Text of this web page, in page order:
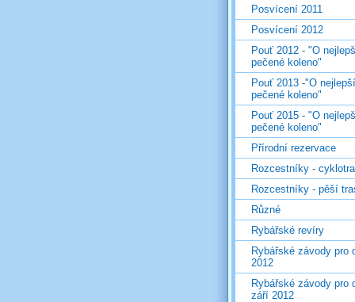
Posvícení 2011
Posvícení 2012
Pouť 2012 - "O
pečené koleno"
Pouť 2013 -"O nejlepší
pečené koleno"
Pouť 2015 - "O
pečené koleno"
Přírodní rezervace
Rozcestníky -
Rozcestníky - pěší
Různé
Rybářské revíry
Rybářské závody pro
2012
Rybářské závody pro
září 2012